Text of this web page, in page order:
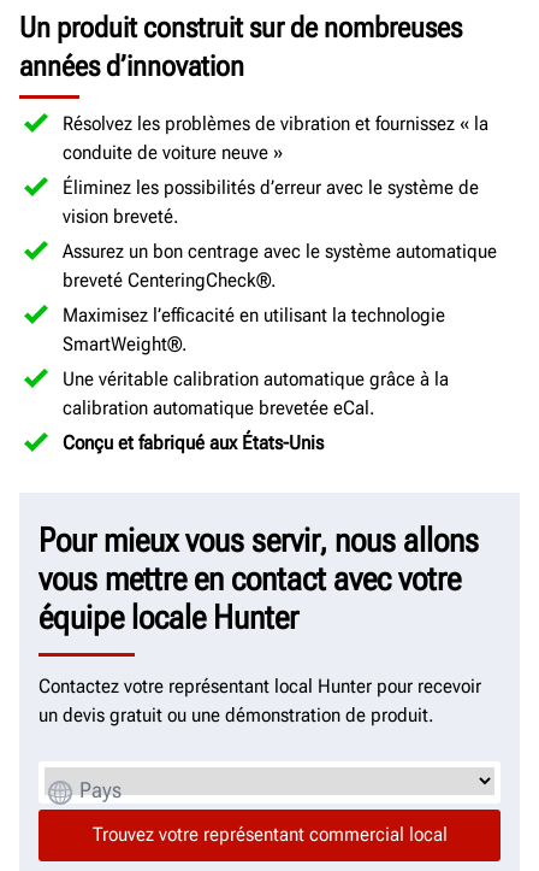
Un produit construit sur de nombreuses
années d’innovation
Résolvez les problèmes de vibration et fournissez « la
conduite de voiture neuve »
Éliminez les possibilités d’erreur avec le système de
vision breveté.
Assurez un bon centrage avec le système automatique
breveté CenteringCheck®.
Maximisez l’efficacité en utilisant la technologie
SmartWeight®.
Une véritable calibration automatique grâce à la
calibration automatique brevetée eCal.
Conçu et fabriqué aux États-Unis
Pour mieux vous servir, nous allons
vous mettre en contact avec votre
équipe locale Hunter
Contactez votre représentant local Hunter pour recevoir
un devis gratuit ou une démonstration de produit.
Pays